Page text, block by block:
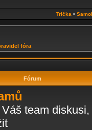
Trička •
fóra
Fórum
team